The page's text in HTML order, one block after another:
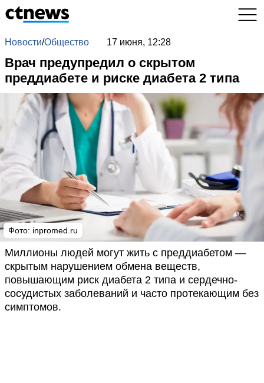
Новости/Общество 17 июня, 12:28
Врач предупредил о скрытом
преддиабете и риске диабета 2 типа
Фото: inpromed.ru
Миллионы людей могут жить с преддиабетом —
скрытым нарушением обмена веществ,
повышающим риск диабета 2 типа и сердечно-
сосудистых заболеваний и часто протекающим без
симптомов.